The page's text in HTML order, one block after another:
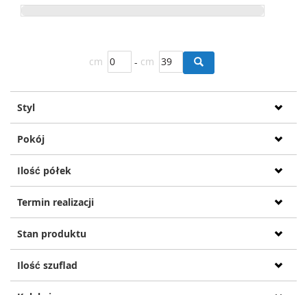
cm - cm
Styl
Pokój
Ilość półek
Termin realizacji
Stan produktu
Ilość szuflad